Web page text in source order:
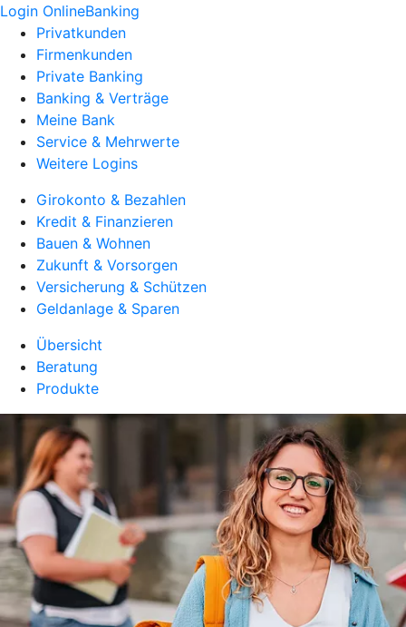
Login OnlineBanking
Privatkunden
Firmenkunden
Private Banking
Banking & Verträge
Meine Bank
Service & Mehrwerte
Weitere Logins
Girokonto & Bezahlen
Kredit & Finanzieren
Bauen & Wohnen
Zukunft & Vorsorgen
Versicherung & Schützen
Geldanlage & Sparen
Übersicht
Beratung
Produkte